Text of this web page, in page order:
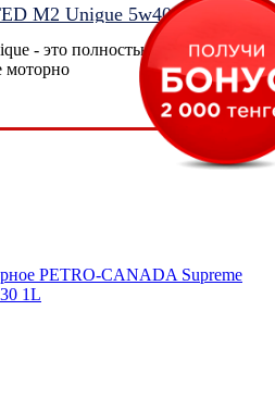
M2 Unigue 5w40 4л
- это полностью
моторно